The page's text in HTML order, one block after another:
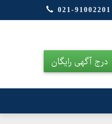
021-91002201
درج آگهی رایگان